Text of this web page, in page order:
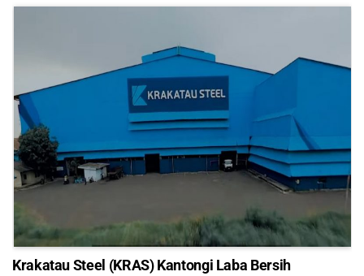
Krakatau Steel (KRAS) Kantongi Laba Bersih